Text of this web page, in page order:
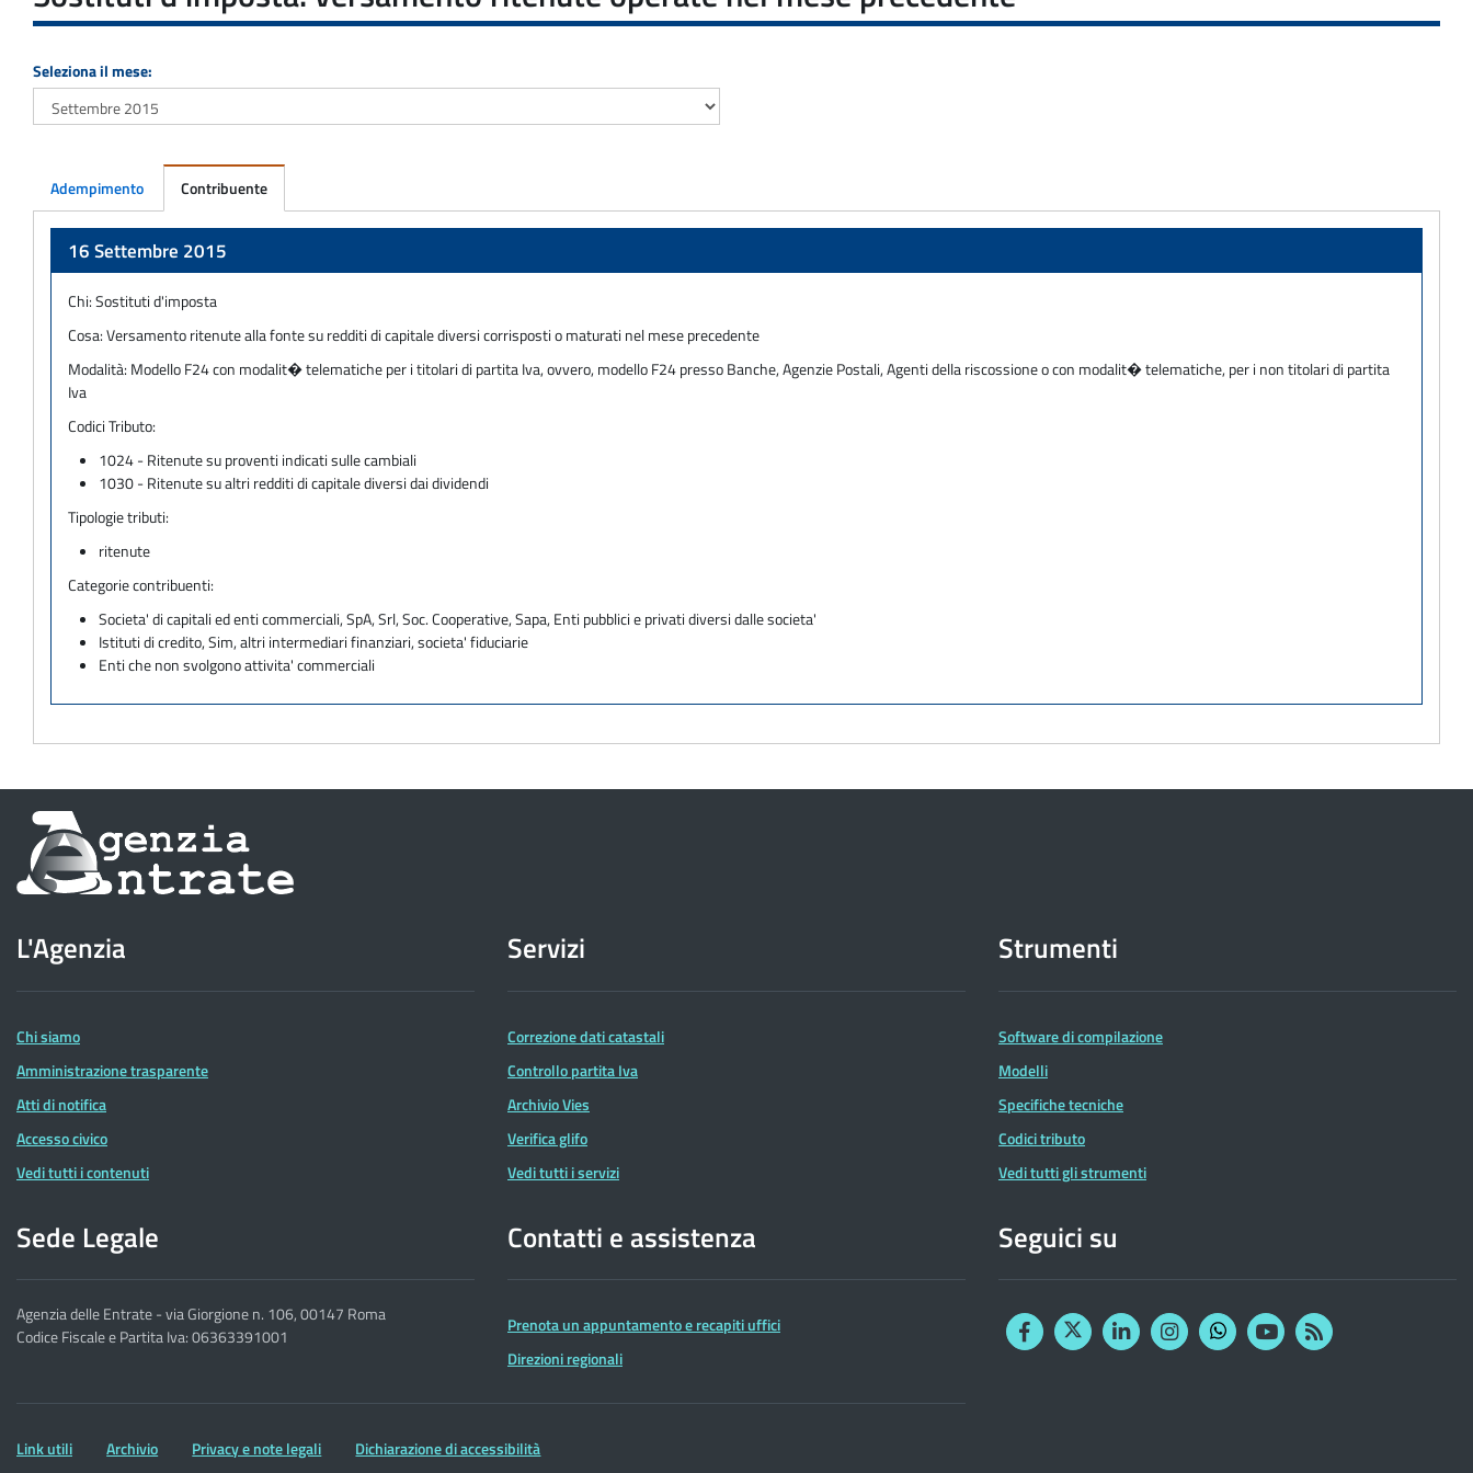
Seleziona il mese:
Adempimento Contribuente
16 Settembre 2015
Chi:Sostituti d'imposta
Cosa:Versamento ritenute alla fonte su redditi di capitale diversi corrisposti o maturati nel mese precedente
Modalità: Modello F24 con modalit� telematiche per i titolari di partita Iva, ovvero, modello F24 presso Banche, Agenzie Postali, Agenti della riscossione o con modalit� telematiche, per i non titolari di partita
Iva
Codici Tributo:
1024 - Ritenute su proventi indicati sulle cambiali
1030 - Ritenute su altri redditi di capitale diversi dai dividendi
Tipologie tributi:
ritenute
Categorie contribuenti:
Societa' di capitali ed enti commerciali, SpA, Srl, Soc. Cooperative, Sapa, Enti pubblici e privati diversi dalle societa'
Istituti di credito, Sim, altri intermediari finanziari, societa' fiduciarie
Enti che non svolgono attivita' commerciali
Informazioni
sul
dell'Agenzia
delle
Entrate
L'Agenzia
Chi siamo
Amministrazione trasparente
Atti di notifica
Accesso civico
Vedi tutti i contenuti
Servizi
Correzione dati catastali
Controllo partita Iva
Archivio Vies
Verifica glifo
Vedi tutti i servizi
Strumenti
Software di compilazione
Modelli
Specifiche tecniche
Codici tributo
Vedi tutti gli strumenti
Sede Legale
Agenzia delle Entrate - via Giorgione n. 106, 00147 Roma
Codice Fiscale e Partita Iva: 06363391001
Contatti e assistenza
Prenota un appuntamento e recapiti uffici
Direzioni regionali
Seguici su
FacebookTwitterLinkedinInstagram
YouTubeRSS
Altre
Link utili Archivio Privacy e note legali Dichiarazione di accessibilità